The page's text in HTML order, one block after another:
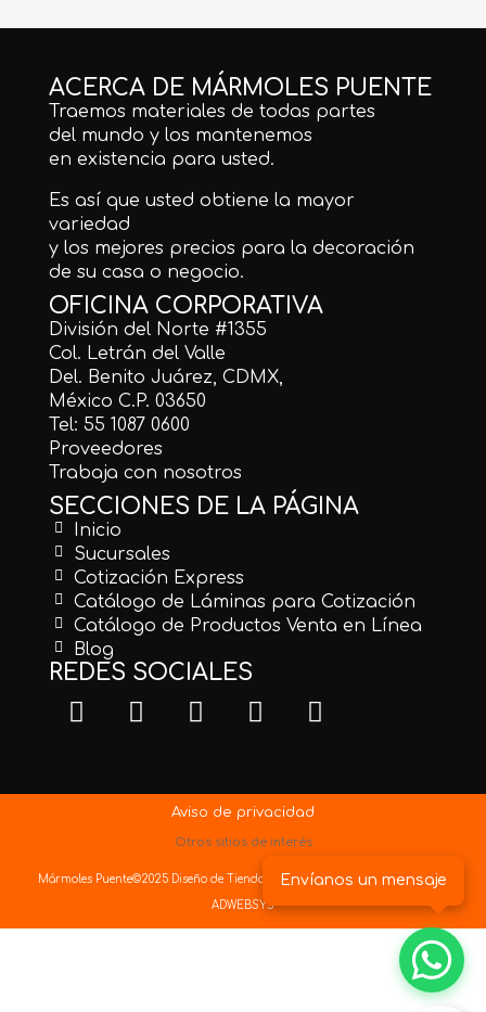
ACERCA DE MÁRMOLES PUENTE
Traemos materiales de todas partes
del mundo y los mantenemos
en existencia para usted.
Es así que usted obtiene la mayor
variedad
y los mejores precios para la decoración
de su casa o negocio.
OFICINA CORPORATIVA
División del Norte #1355
Col. Letrán del Valle
Del. Benito Juárez, CDMX,
México C.P. 03650
Tel: 55 1087 0600
Proveedores
Trabaja con nosotros
SECCIONES DE LA PÁGINA
Inicio
Sucursales
Cotización Express
Catálogo de Láminas para Cotización
Catálogo de Productos Venta en Línea
Blog
REDES SOCIALES
Aviso de privacidad
Otros sitios de interés
Mármoles Puente©2025 Diseño de Tiendas VirtualesyPosicionamiento Web
ADWEBSYS
Envíanos un mensaje